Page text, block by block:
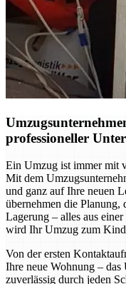
professioneller
Ein Umzug ist immer mit
Mit dem
und ganz auf Ihre neuen
übernehmen die Planung,
Lagerung – alles aus
wird Ihr Umzug zum
Von der ersten
Ihre neue Wohnung –
zuverlässig durch jeden